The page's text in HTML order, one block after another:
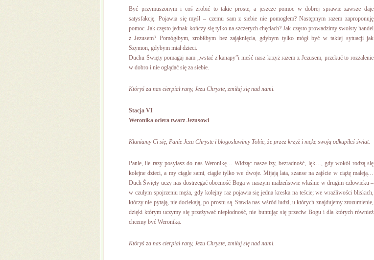
Być przymuszonym i coś zrobić to takie proste, a jeszcze pomoc w dobrej sprawie zawsze daje
satysfakcję. Pojawia się myśl – czemu sam z siebie nie pomogłem? Następnym razem zaproponuję
pomoc. Jak często jednak kończy się tylko na szczerych chęciach? Jak często prowadzimy swoisty handel
z Jezusem? Pomógłbym, zrobiłbym bez zająknięcia, gdybym tylko mógł być w takiej sytuacji jak
Szymon, gdybym miał dzieci.
Duchu Święty pomagaj nam „wstać z kanapy”i nieść nasz krzyż razem z Jezusem, przekuć to rozżalenie
w dobro i nie oglądać się za siebie.
Któryś za nas cierpiał rany, Jezu Chryste, zmiłuj się nad nami.
Stacja VI
Weronika ociera twarz Jezusowi
Kłaniamy Ci się, Panie Jezu Chryste i błogosławimy Tobie, że przez krzyż i mękę swoją odkupiłeś świat.
Panie, ile razy posyłasz do nas Weronikę… Widząc nasze łzy, bezradność, lęk…, gdy wokół rodzą się
kolejne dzieci, a my ciągle sami, ciągle tylko we dwoje. Mijają lata, szanse na zajście w ciążę maleją…
Duch Święty uczy nas dostrzegać obecność Boga w naszym małżeństwie właśnie w drugim człowieku ‒
w czułym spojrzeniu męża, gdy kolejny raz pojawia się jedna kreska na teście; we wrażliwości bliskich,
którzy nie pytają, nie dociekają, po prostu są. Stawia nas wśród ludzi, u których znajdujemy zrozumienie,
dzięki którym uczymy się przeżywać niepłodność, nie buntując się przeciw Bogu i dla których również
chcemy być Weroniką.
Któryś za nas cierpiał rany, Jezu Chryste, zmiłuj się nad nami.